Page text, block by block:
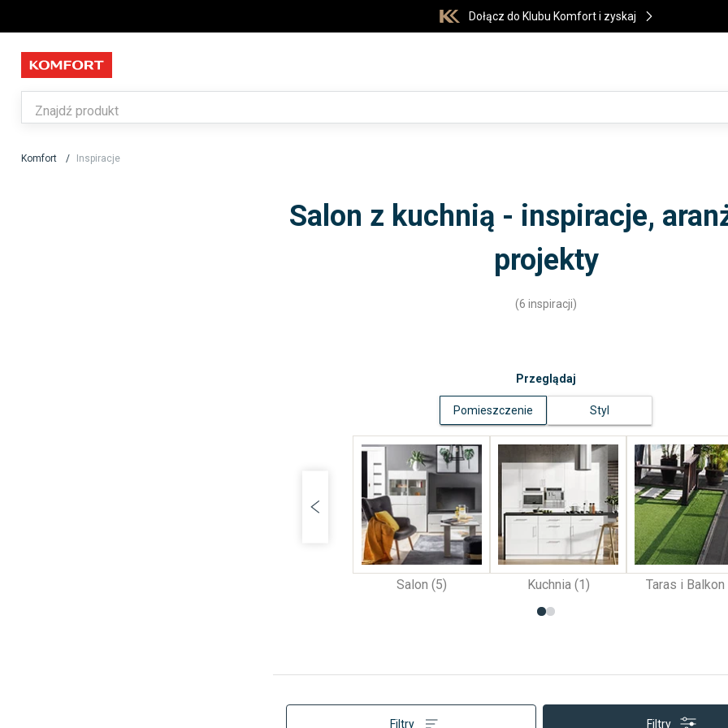
Dołącz do Klubu Komfort i zyskaj
Komfort Inspiracje
Salon z kuchnią - inspiracje,
projekty
(6 inspiracji)
Przeglądaj
Pomieszczenie Styl
Salon (5) Kuchnia (1) Taras i Balkon
Filtry Filtry